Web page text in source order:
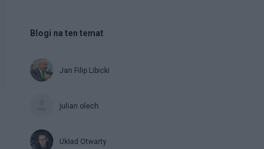
Blogi na ten temat
Jan Filip Libicki
julian olech
Układ Otwarty